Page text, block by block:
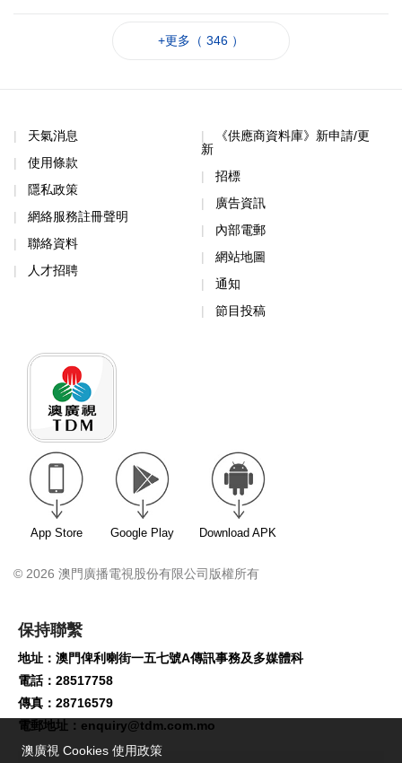
+更多（ 346 ）
天氣消息
使用條款
隱私政策
網絡服務註冊聲明
聯絡資料
人才招聘
《供應商資料庫》新申請/更
新
招標
廣告資訊
內部電郵
網站地圖
通知
節目投稿
App Store Google Play Download APK
© 2026 澳門廣播電視股份有限公司版權所有
保持聯繫
地址：澳門俾利喇街一五七號A傳訊事務及多媒體科
電話：28517758
傳真：28716579
電郵地址： enquiry@tdm.com.mo
澳廣視 Cookies 使用政策